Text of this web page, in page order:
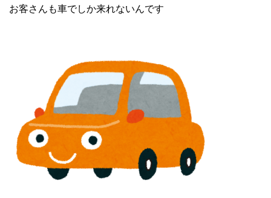
お客さんも車でしか来れないんです